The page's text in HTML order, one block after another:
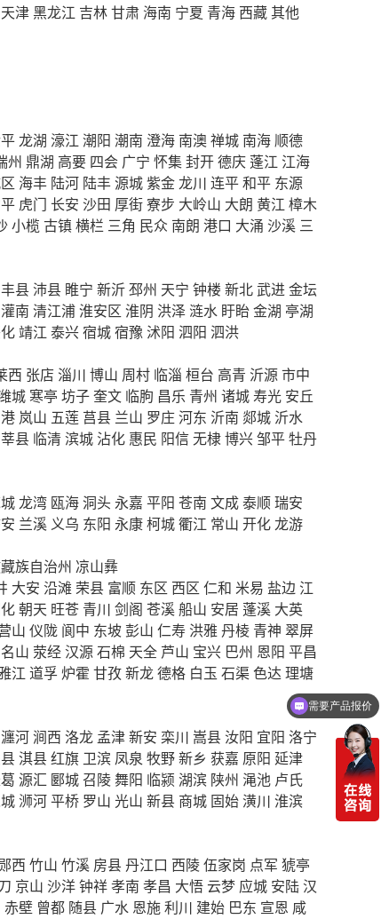
天津黑龙江 吉林甘肃 海南 宁夏 青海 西藏其他
龙湖 濠江 潮阳 潮南 澄海 南澳禅城 南海 顺德
州 鼎湖 高要 四会 广宁 怀集封开德庆 蓬江 江海
海丰 陆河 陆丰源城紫金龙川 连平和平 东源
虎门 长安 沙田 厚街寮步 大岭山 大朗 黄江 樟木
小榄 古镇横栏 三角 民众 南朗 港口 大涌 沙溪 三
丰县 沛县 睢宁 新沂邳州 天宁 钟楼 新北武进金坛
灌南 清江浦淮安区 淮阴 洪泽 涟水 盱眙金湖 亭湖
靖江 泰兴宿城宿豫 沭阳 泗阳 泗洪
西 张店 淄川 博山 周村 临淄 桓台 高青 沂源市中
城 寒亭 坊子奎文 临朐 昌乐 青州 诸城寿光 安丘
岚山 五莲 莒县 兰山 罗庄河东 沂南 郯城 沂水
莘县 临清滨城 沾化 惠民 阳信无棣博兴邹平牡丹
龙湾 瓯海洞头 永嘉 平阳 苍南 文成泰顺瑞安
兰溪 义乌 东阳 永康柯城衢江 常山 开化龙游
族自治州 凉山彝
大安 沿滩 荣县 富顺 东区 西区 仁和 米易 盐边 江
朝天 旺苍 青川 剑阁 苍溪船山 安居 蓬溪 大英
山 仪陇 阆中 东坡彭山 仁寿 洪雅丹棱 青神 翠屏
名山 荥经汉源石棉 天全 芦山 宝兴 巴州 恩阳 平昌
江 道孚炉霍 甘孜新龙德格 白玉 石渠色达 理塘
瀍河涧西 洛龙 孟津新安 栾川 嵩县 汝阳 宜阳 洛宁
淇县红旗 卫滨 凤泉 牧野新乡 获嘉 原阳 延津
源汇 郾城召陵舞阳 临颍 湖滨 陕州 渑池 卢氏
浉河平桥 罗山 光山 新县 商城 固始潢川 淮滨
西 竹山 竹溪 房县丹江口 西陵伍家岗 点军 猇亭
京山 沙洋钟祥孝南 孝昌 大悟 云梦 应城 安陆汉
赤壁 曾都 随县 广水 恩施利川 建始 巴东 宣恩 咸
需要产品报价
可以定制方案吗？